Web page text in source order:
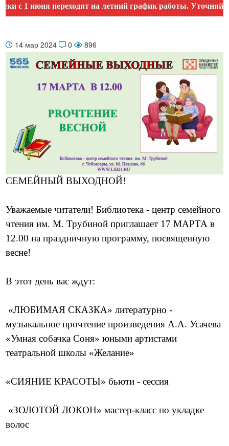
июня переходят на летний график работы. Уточняйте
14 мар 2024 0 896
СЕМЕЙНЫЙ ВЫХОДНОЙ!
Уважаемые читатели! Библиотека - центр семейного
чтения им. М. Трубиной приглашает 17 МАРТА в
12.00 на праздничную программу, посвященную
весне!
В этот день вас ждут:
«ЛЮБИМАЯ СКАЗКА» литературно -
музыкальное прочтение произведения А.А. Усачева
«Умная собачка Соня» юными артистами
театральной школы «Желание»
«СИЯНИЕ КРАСОТЫ» бьюти - сессия
«ЗОЛОТОЙ ЛОКОН» мастер-класс по укладке
волос